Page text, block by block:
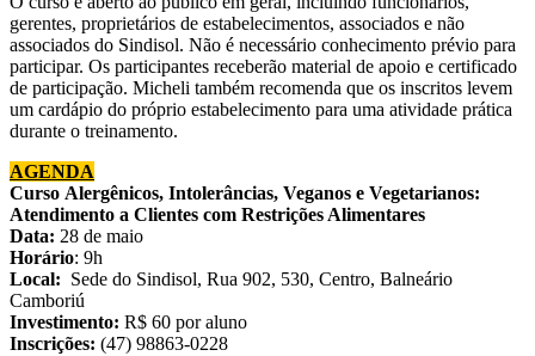
gerentes, proprietários de estabelecimentos, associados e não
associados do Sindisol. Não é necessário conhecimento prévio para
participar. Os participantes receberão material de apoio e certificado
de participação. Micheli também recomenda que os inscritos levem
um cardápio do próprio estabelecimento para uma atividade prática
durante o treinamento.
AGENDA
Curso Alergênicos, Intolerâncias, Veganos e Vegetarianos:
Atendimento a Clientes com Restrições Alimentares
Data: 28 de maio
Horário: 9h
Local: Sede do Sindisol, Rua 902, 530, Centro, Balneário
Camboriú
Investimento: R$ 60 por aluno
Inscrições: (47) 98863-0228